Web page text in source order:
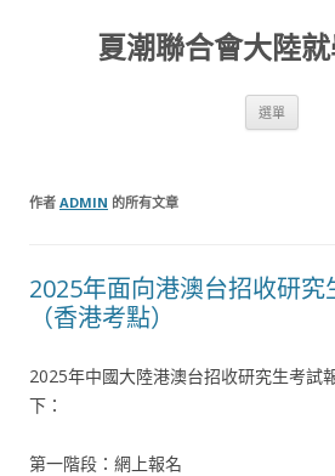
夏潮聯合會大陸
選單
作者 ADMIN 的所有文章
2025年面向港澳台招收研
（香港考點）
2025年中國大陸港澳台招收研究生考試
下：
第一階段：網上報名